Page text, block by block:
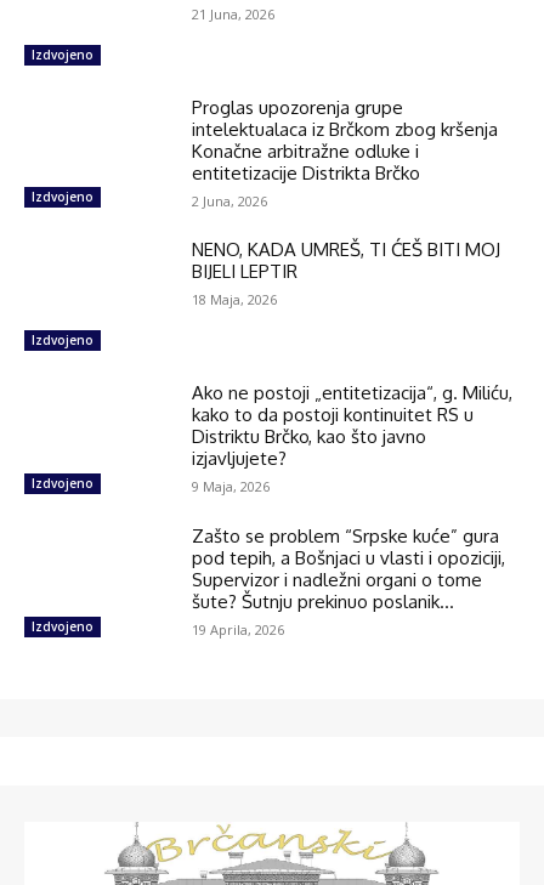
Izdvojeno
21 Juna, 2026
Izdvojeno
Proglas upozorenja grupe
intelektualaca iz Brčkom zbog kršenja
Konačne arbitražne odluke i
entitetizacije Distrikta Brčko
2 Juna, 2026
Izdvojeno
NENO, KADA UMREŠ, TI ĆEŠ BITI MOJ
BIJELI LEPTIR
18 Maja, 2026
Izdvojeno
Ako ne postoji „entitetizacija“, g. Miliću,
kako to da postoji kontinuitet RS u
Distriktu Brčko, kao što javno
izjavljujete?
9 Maja, 2026
Izdvojeno
Zašto se problem “Srpske kuće” gura
pod tepih, a Bošnjaci u vlasti i opoziciji,
Supervizor i nadležni organi o tome
šute? Šutnju prekinuo poslanik...
19 Aprila, 2026